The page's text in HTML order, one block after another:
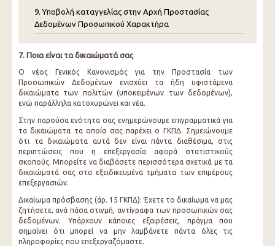
9. Υποβολή καταγγελίας στην Αρχή Προστασίας
Δεδομένων Προσωπικού Χαρακτήρα
7. Ποια είναι τα δικαιώματά σας
Ο νέος Γενικός Κανονισμός για την Προστασία των
Προσωπικών Δεδομένων ενισχύει τα ήδη υφιστάμενα
δικαιώματα των πολιτών (υποκειμένων των δεδομένων),
ενώ παράλληλα κατοχυρώνει και νέα.
Στην παρούσα ενότητα σας ενημερώνουμε επιγραμματικά για
τα δικαιώματα τα οποία σας παρέχει ο ΓΚΠΔ. Σημειώνουμε
ότι τα δικαιώματα αυτά δεν είναι πάντα διαθέσιμα, στις
περιπτώσεις που η επεξεργασία αφορά στατιστικούς
σκοπούς. Μπορείτε να διαβάσετε περισσότερα σχετικά με τα
δικαιώματά σας στα εξειδικευμένα τμήματα των επιμέρους
επεξεργασιών.
Δικαίωμα πρόσβασης (άρ. 15 ΓΚΠΔ): Έχετε το δικαίωμα να μας
ζητήσετε, ανά πάσα στιγμή, αντίγραφα των προσωπικών σας
δεδομένων. Υπάρχουν κάποιες εξαιρέσεις, πράγμα που
σημαίνει ότι μπορεί να μην λαμβάνετε πάντα όλες τις
πληροφορίες που επεξεργαζόμαστε.